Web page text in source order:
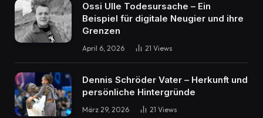
Ossi Ulle Todesursache – Ein
Beispiel für digitale Neugier und ihre
Grenzen
April 6, 2026 21 Views
Dennis Schröder Vater – Herkunft und
persönliche Hintergründe
März 29, 2026 21 Views